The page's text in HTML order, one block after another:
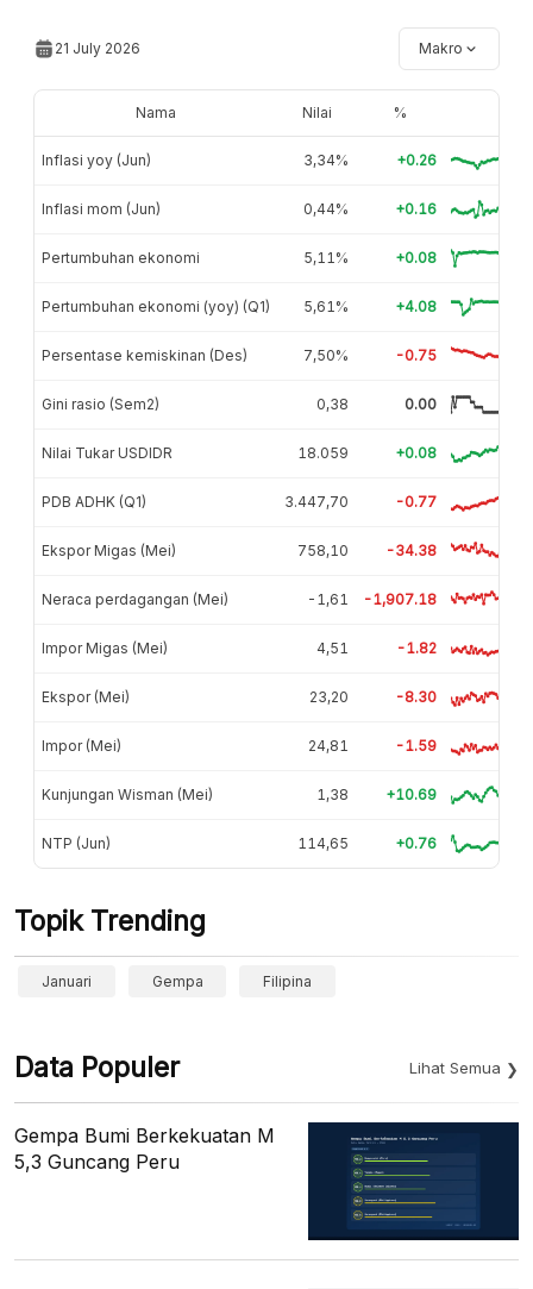
21 July 2026 Makro
Nama Nilai %
Inflasi yoy (Jun) 3,34% +0.26
Inflasi mom (Jun) 0,44% +0.16
Pertumbuhan ekonomi 5,11% +0.08
Pertumbuhan ekonomi (yoy) (Q1) 5,61% +4.08
Persentase kemiskinan (Des) 7,50% -0.75
Gini rasio (Sem2) 0,38 0.00
Nilai Tukar USDIDR 18.059 +0.08
PDB ADHK (Q1) 3.447,70 -0.77
Ekspor Migas (Mei) 758,10 -34.38
Neraca perdagangan (Mei) -1,61 -1,907.18
Impor Migas (Mei) 4,51 -1.82
Ekspor (Mei) 23,20 -8.30
Impor (Mei) 24,81 -1.59
Kunjungan Wisman (Mei) 1,38 +10.69
NTP (Jun) 114,65 +0.76
Topik Trending
Januari Gempa Filipina
Data Populer Lihat Semua
Gempa Bumi Berkekuatan M
5,3 Guncang Peru